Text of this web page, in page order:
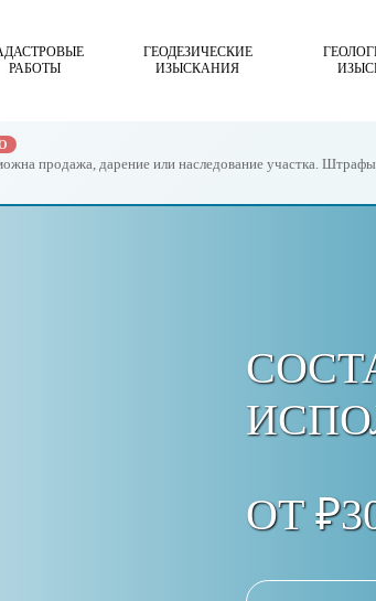
РАБОТЫ
ГЕОДЕЗИЧЕСКИЕ
ИЗЫСКАНИЯ
продажа, дарение или наследование участка. Штрафы
ОТ